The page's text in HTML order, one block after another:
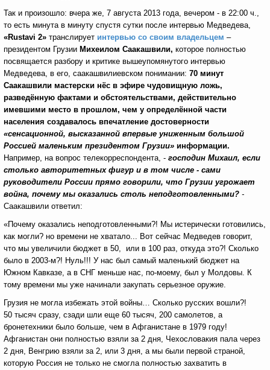
Так и произошло: вчера же, 7 августа 2013 года, вечером - в 22:00 ч.,
то есть минута в минуту спустя сутки после интервью Медведева,
«Rustavi 2» транслирует интервью со своим владельцем –
президентом Грузии Михеилом Саакашвили, которое полностью
посвящается разбору и критике вышеупомянутого интервью
Медведева, в его, саакашвилиевском понимании: 70 минут
Саакашвили мастерски нёс в эфире чудовищную ложь,
разведённую фактами и обстоятельствами, действительно
имевшими место в прошлом, чем у определённой части
населения создавалось впечатление достоверности
«сенсационной, высказанной впервые униженным большой
Россией маленьким президентом Грузии» информации.
Например, на вопрос телекорреспондента, - господин Михаил, если
столько авторитетных фигур и в том числе - сами
руководители России прямо говорили, что Грузии угрожает
война, почему мы оказались столь неподготовленными? -
Саакашвили ответил:
«Почему оказались неподготовленными?! Мы истерически готовились,
как могли? но времени не хватало... Вот сейчас Медведев говорит,
что мы увеличили бюджет в 50, или в 100 раз, откуда это?! Сколько
было в 2003-м?! Нуль!!! У нас был самый маленький бюджет на
Южном Кавказе, а в СНГ меньше нас, по-моему, был у Молдовы. К
тому времени мы уже начинали закупать серьезное оружие.
Грузия не могла избежать этой войны… Сколько русских вошли?!
50 тысяч сразу, сзади шли еще 60 тысяч, 200 самолетов, а
бронетехники было больше, чем в Афганистане в 1979 году!
Афганистан они полностью взяли за 2 дня, Чехословакия пала через
2 дня, Венгрию взяли за 2, или 3 дня, а мы были первой страной,
которую Россия не только не смогла полностью захватить в